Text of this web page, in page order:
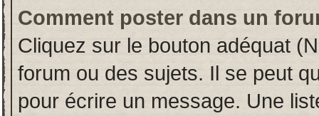
Comment poster dans un
Cliquez sur le bouton adéquat
forum ou des sujets. Il se peut
pour écrire un message. Une